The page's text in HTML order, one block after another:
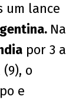
um lance
Na
por 3 a
o
e